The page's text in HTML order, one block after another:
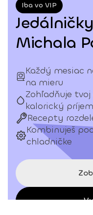
Iba vo VIP
Michala
Každý mesiac
na mieru
Zohľadňuje
kalorický príjem
Recepty
Kombinuješ
chladničke